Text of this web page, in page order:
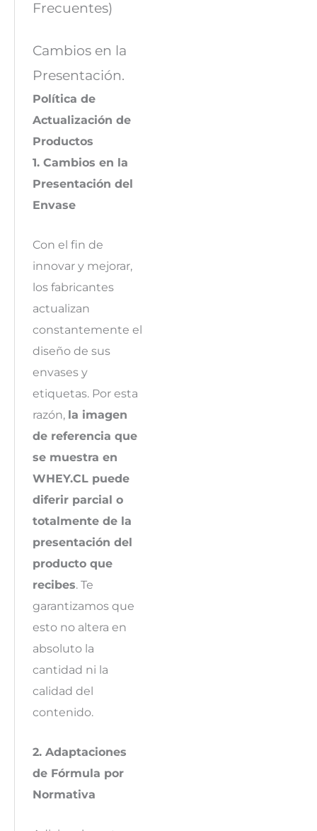
Frecuentes)
Cambios en la
Presentación.
Política de
Actualización de
Productos
1. Cambios en la
Presentación del
Envase
Con el fin de
innovar y mejorar,
los fabricantes
actualizan
constantemente el
diseño de sus
envases y
etiquetas. Por esta
razón, la imagen
de referencia que
se muestra en
WHEY.CL puede
diferir parcial o
totalmente de la
presentación del
producto que
recibes. Te
garantizamos que
esto no altera en
absoluto la
cantidad ni la
calidad del
contenido.
2. Adaptaciones
de Fórmula por
Normativa